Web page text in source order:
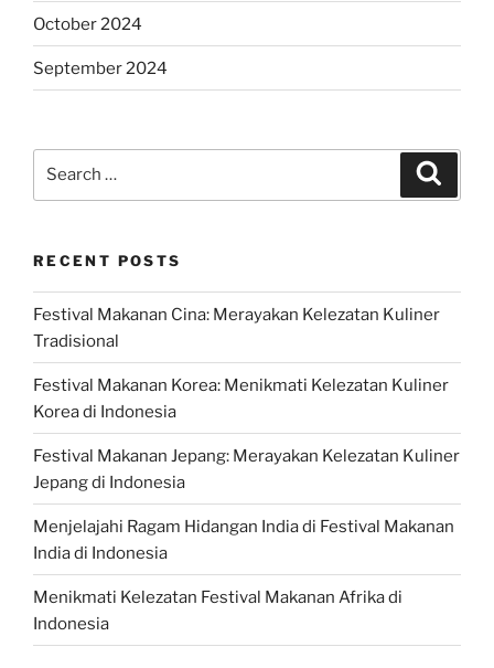
October 2024
September 2024
RECENT POSTS
Festival Makanan Cina: Merayakan Kelezatan Kuliner
Tradisional
Festival Makanan Korea: Menikmati Kelezatan Kuliner
Korea di Indonesia
Festival Makanan Jepang: Merayakan Kelezatan Kuliner
Jepang di Indonesia
Menjelajahi Ragam Hidangan India di Festival Makanan
India di Indonesia
Menikmati Kelezatan Festival Makanan Afrika di
Indonesia